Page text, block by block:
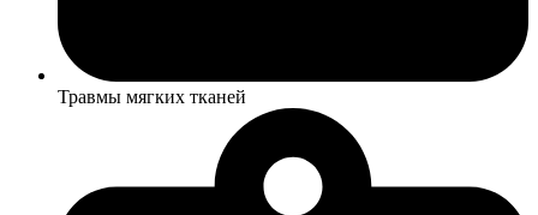
Травмы мягких тканей